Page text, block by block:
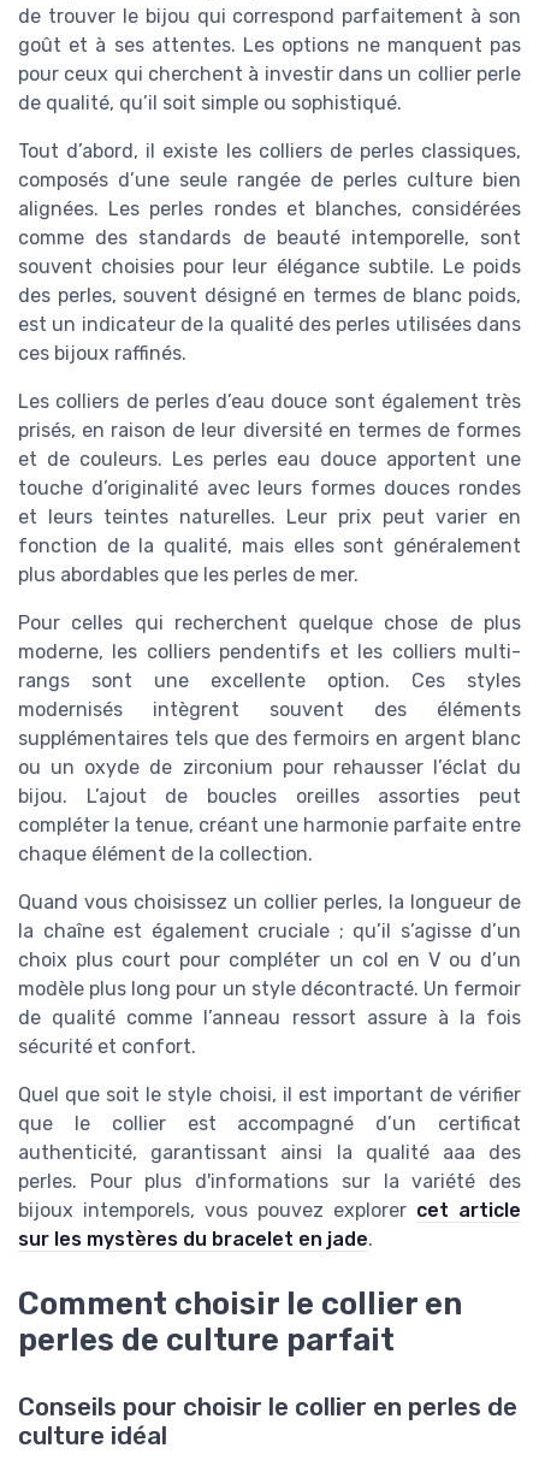
de trouver le bijou qui correspond parfaitement à son
goût et à ses attentes. Les options ne manquent pas
pour ceux qui cherchent à investir dans un collier perle
de qualité, qu’il soit simple ou sophistiqué.
Tout d’abord, il existe les colliers de perles classiques,
composés d’une seule rangée de perles culture bien
alignées. Les perles rondes et blanches, considérées
comme des standards de beauté intemporelle, sont
souvent choisies pour leur élégance subtile. Le poids
des perles, souvent désigné en termes de blanc poids,
est un indicateur de la qualité des perles utilisées dans
ces bijoux raffinés.
Les colliers de perles d’eau douce sont également très
prisés, en raison de leur diversité en termes de formes
et de couleurs. Les perles eau douce apportent une
touche d’originalité avec leurs formes douces rondes
et leurs teintes naturelles. Leur prix peut varier en
fonction de la qualité, mais elles sont généralement
plus abordables que les perles de mer.
Pour celles qui recherchent quelque chose de plus
moderne, les colliers pendentifs et les colliers multi-
rangs sont une excellente option. Ces styles
modernisés intègrent souvent des éléments
supplémentaires tels que des fermoirs en argent blanc
ou un oxyde de zirconium pour rehausser l’éclat du
bijou. L’ajout de boucles oreilles assorties peut
compléter la tenue, créant une harmonie parfaite entre
chaque élément de la collection.
Quand vous choisissez un collier perles, la longueur de
la chaîne est également cruciale ; qu’il s’agisse d’un
choix plus court pour compléter un col en V ou d’un
modèle plus long pour un style décontracté. Un fermoir
de qualité comme l’anneau ressort assure à la fois
sécurité et confort.
Quel que soit le style choisi, il est important de vérifier
que le collier est accompagné d’un certificat
authenticité, garantissant ainsi la qualité aaa des
perles. Pour plus d'informations sur la variété des
bijoux intemporels, vous pouvez explorer cet article
sur les mystères du bracelet en jade.
Comment choisir le collier en
perles de culture parfait
Conseils pour choisir le collier en perles de
culture idéal